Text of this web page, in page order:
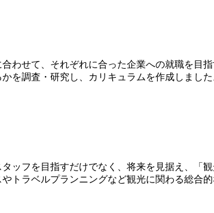
わせて、それぞれに合った企業への就職を目
を調査・研究し、カリキュラムを作成しました
ッフを目指すだけでなく、将来を見据え、「
トラベルプランニングなど観光に関わる総合